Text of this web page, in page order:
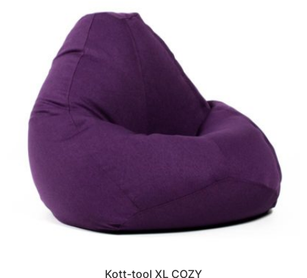
Kott-tool XL COZY